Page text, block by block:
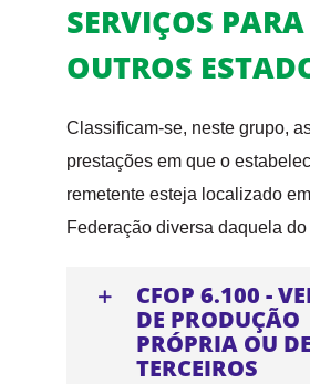
SERVIÇOS PARA
OUTROS
Classificam-se, neste grupo,
prestações em que o
remetente esteja localizado
Federação diversa daquela
CFOP 6.100 -
DE PRODUÇÃO
PRÓPRIA OU DE
TERCEIROS